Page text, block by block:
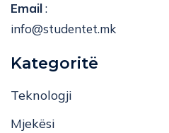
Email:
info@studentet.mk
Kategoritë
Teknologji
Mjekësi